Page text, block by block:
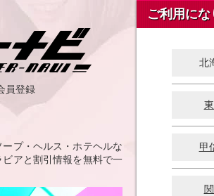
員登録
プ・ヘルス・ホテヘルな
アと割引情報を無料で一
ご利用に
北
甲